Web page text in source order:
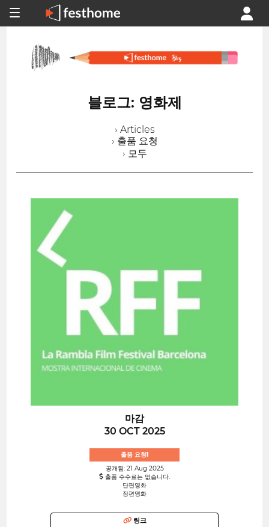
블로그: 영화제
› Articles
› 출품 요청
› 모두
마감
30 OCT 2025
출품 요청!
공개됨: 21 Aug 2025
출품 수수료는 없습니다.
단편영화
장편영화
링크